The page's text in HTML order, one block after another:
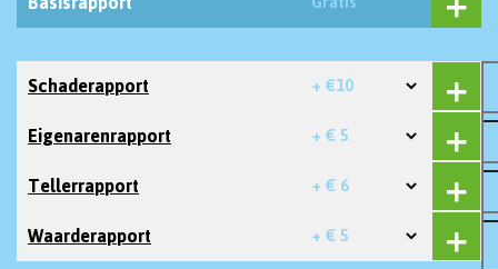
Schaderapport + €10
Eigenarenrapport + € 5
Tellerrapport + € 6
Waarderapport + € 5